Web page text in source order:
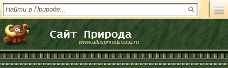
www.atlasprirodirossii.ru